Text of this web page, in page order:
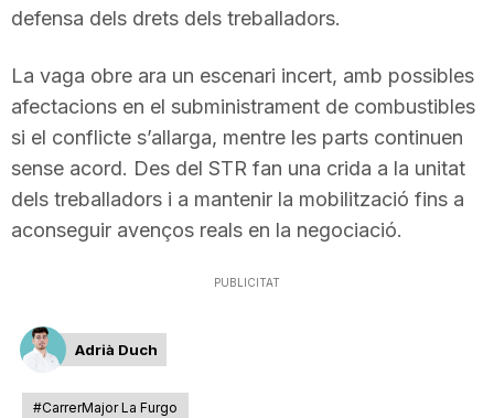
defensa dels drets dels treballadors.
La vaga obre ara un escenari incert, amb possibles
afectacions en el subministrament de combustibles
si el conflicte s’allarga, mentre les parts continuen
sense acord. Des del STR fan una crida a la unitat
dels treballadors i a mantenir la mobilització fins a
aconseguir avenços reals en la negociació.
PUBLICITAT
Adrià Duch
#CarrerMajor La Furgo